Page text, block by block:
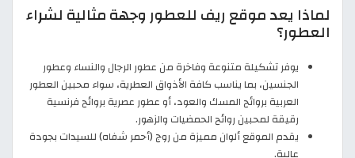
لماذا يعد موقع ريف للعطور وجهة مثالية لشراء
العطور؟
يوفر تشكيلة متنوعة وفاخرة من عطور الرجال والنساء وعطور
الجنسين، بما يناسب كافة الأذواق العطرية، سواء محبين العطور
العربية بروائح المسك والعود، أو عطور عصرية بروائح فرنسية
رقيقة لمحبين روائح الحمضيات والزهور.
يقدم الموقع ألوان مميزة من روج (أحمر شفاه) للسيدات بجودة
عالية.